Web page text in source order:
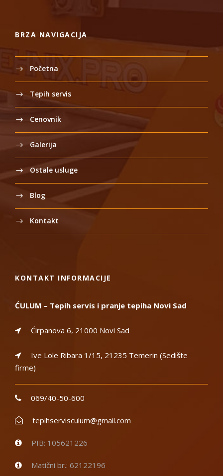
BRZA NAVIGACIJA
Početna
Tepih servis
Cenovnik
Galerija
Ostale usluge
Blog
Kontakt
KONTAKT INFORMACIJE
ĆULUM – Tepih servis i pranje tepiha Novi Sad
Ćirpanova 6, 21000 Novi Sad
Ive Lole Ribara 1/15, 21235 Temerin (Sedište
firme)
069/40-50-600
tepihservisculum@gmail.com
PIB: 105621226
Matični br.: 62122196